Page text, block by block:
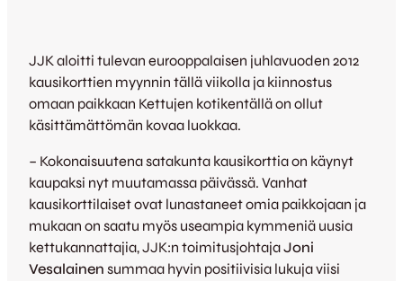
JJK aloitti tulevan eurooppalaisen juhlavuoden 2012
kausikorttien myynnin tällä viikolla ja kiinnostus
omaan paikkaan Kettujen kotikentällä on ollut
käsittämättömän kovaa luokkaa.
– Kokonaisuutena satakunta kausikorttia on käynyt
kaupaksi nyt muutamassa päivässä. Vanhat
kausikorttilaiset ovat lunastaneet omia paikkojaan ja
mukaan on saatu myös useampia kymmeniä uusia
kettukannattajia, JJK:n toimitusjohtajaJoni
Vesalainen summaa hyvin positiivisia lukuja viisi